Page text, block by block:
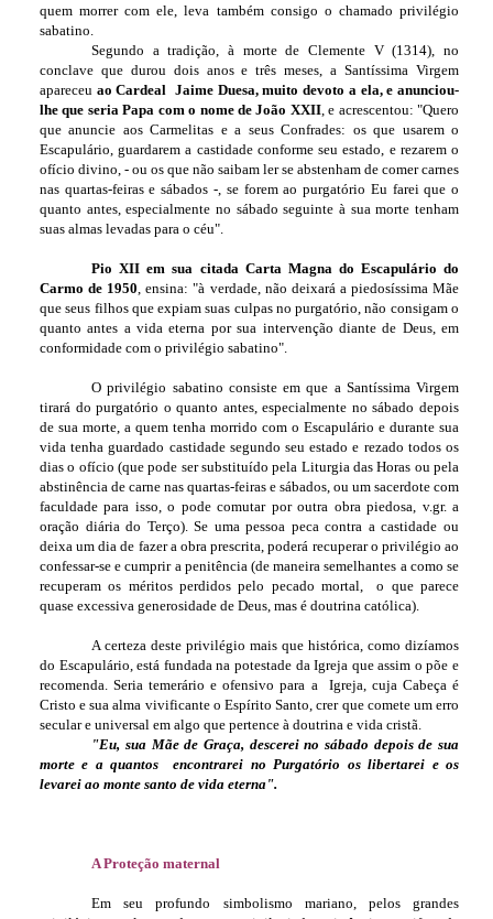
quem morrer com ele, leva também consigo o chamado privilégio
sabatino.
Segundo a tradição, à morte de Clemente V (1314), no
conclave que durou dois anos e três meses, a Santíssima Virgem
apareceu ao Cardeal Jaime Duesa, muito devoto a ela, e anunciou-
lhe que seria Papa com o nome de João XXII, e acrescentou: "Quero
que anuncie aos Carmelitas e a seus Confrades: os que usarem o
Escapulário, guardarem a castidade conforme seu estado, e rezarem o
ofício divino, - ou os que não saibam ler se abstenham de comer carnes
nas quartas-feiras e sábados -, se forem ao purgatório Eu farei que o
quanto antes, especialmente no sábado seguinte à sua morte tenham
suas almas levadas para o céu".
Pio XII em sua citada Carta Magna do Escapulário do
Carmo de 1950, ensina: "à verdade, não deixará a piedosíssima Mãe
que seus filhos que expiam suas culpas no purgatório, não consigam o
quanto antes a vida eterna por sua intervenção diante de Deus, em
conformidade com o privilégio sabatino".
O privilégio sabatino consiste em que a Santíssima Virgem
tirará do purgatório o quanto antes, especialmente no sábado depois
de sua morte, a quem tenha morrido com o Escapulário e durante sua
vida tenha guardado castidade segundo seu estado e rezado todos os
dias o ofício (que pode ser substituído pela Liturgia das Horas ou pela
abstinência de carne nas quartas-feiras e sábados, ou um sacerdote com
faculdade para isso, o pode comutar por outra obra piedosa, v.gr. a
oração diária do Terço). Se uma pessoa peca contra a castidade ou
deixa um dia de fazer a obra prescrita, poderá recuperar o privilégio ao
confessar-se e cumprir a penitência (de maneira semelhantes a como se
recuperam os méritos perdidos pelo pecado mortal, o que parece
quase excessiva generosidade de Deus, mas é doutrina católica).
A certeza deste privilégio mais que histórica, como dizíamos
do Escapulário, está fundada na potestade da Igreja que assim o põe e
recomenda. Seria temerário e ofensivo para a Igreja, cuja Cabeça é
Cristo e sua alma vivificante o Espírito Santo, crer que comete um erro
secular e universal em algo que pertence à doutrina e vida cristã.
"Eu, sua Mãe de Graça, descerei no sábado depois de sua
morte e a quantos encontrarei no Purgatório os libertarei e os
levarei ao monte santo de vida eterna".
A Proteção maternal
Em seu profundo simbolismo mariano, pelos grandes